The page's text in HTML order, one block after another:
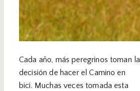
Cada año, más peregrinos toman la
decisión de hacer el Camino en
bici. Muchas veces tomada esta